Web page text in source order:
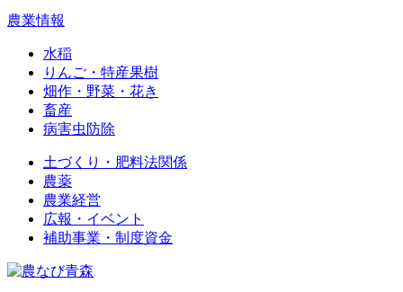
農業情報
水稲
りんご・特産果樹
畑作・野菜・花き
畜産
病害虫防除
土づくり・肥料法関係
農薬
農業経営
広報・イベント
補助事業・制度資金